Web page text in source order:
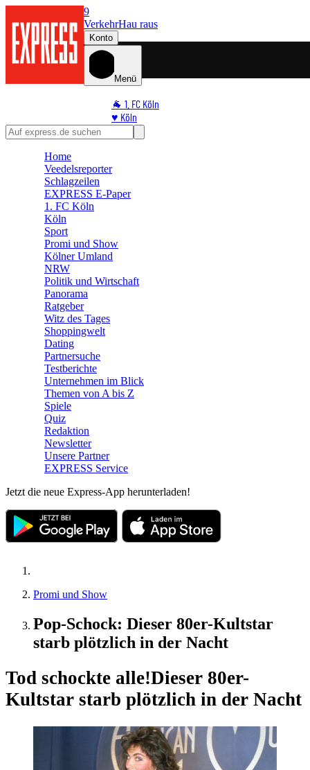
9
VerkehrHau raus
Konto
Menü
🐐 1. FC Köln
♥️ Köln
⭐ Promi
🛒 Shoppingwelt
Home
Veedelsreporter
Schlagzeilen
EXPRESS E-Paper
1. FC Köln
Köln
Sport
Promi und Show
Kölner Umland
NRW
Politik und Wirtschaft
Panorama
Ratgeber
Witz des Tages
Shoppingwelt
Dating
Partnersuche
Testberichte
Unternehmen im Blick
Themen von A bis Z
Spiele
Quiz
Redaktion
Newsletter
Unsere Partner
EXPRESS Service
Jetzt die neue Express-App herunterladen!
Promi und Show
Pop-Schock: Dieser 80er-Kultstar
starb plötzlich in der Nacht
Tod schockte alle!Dieser 80er-
Kultstar starb plötzlich in der Nacht